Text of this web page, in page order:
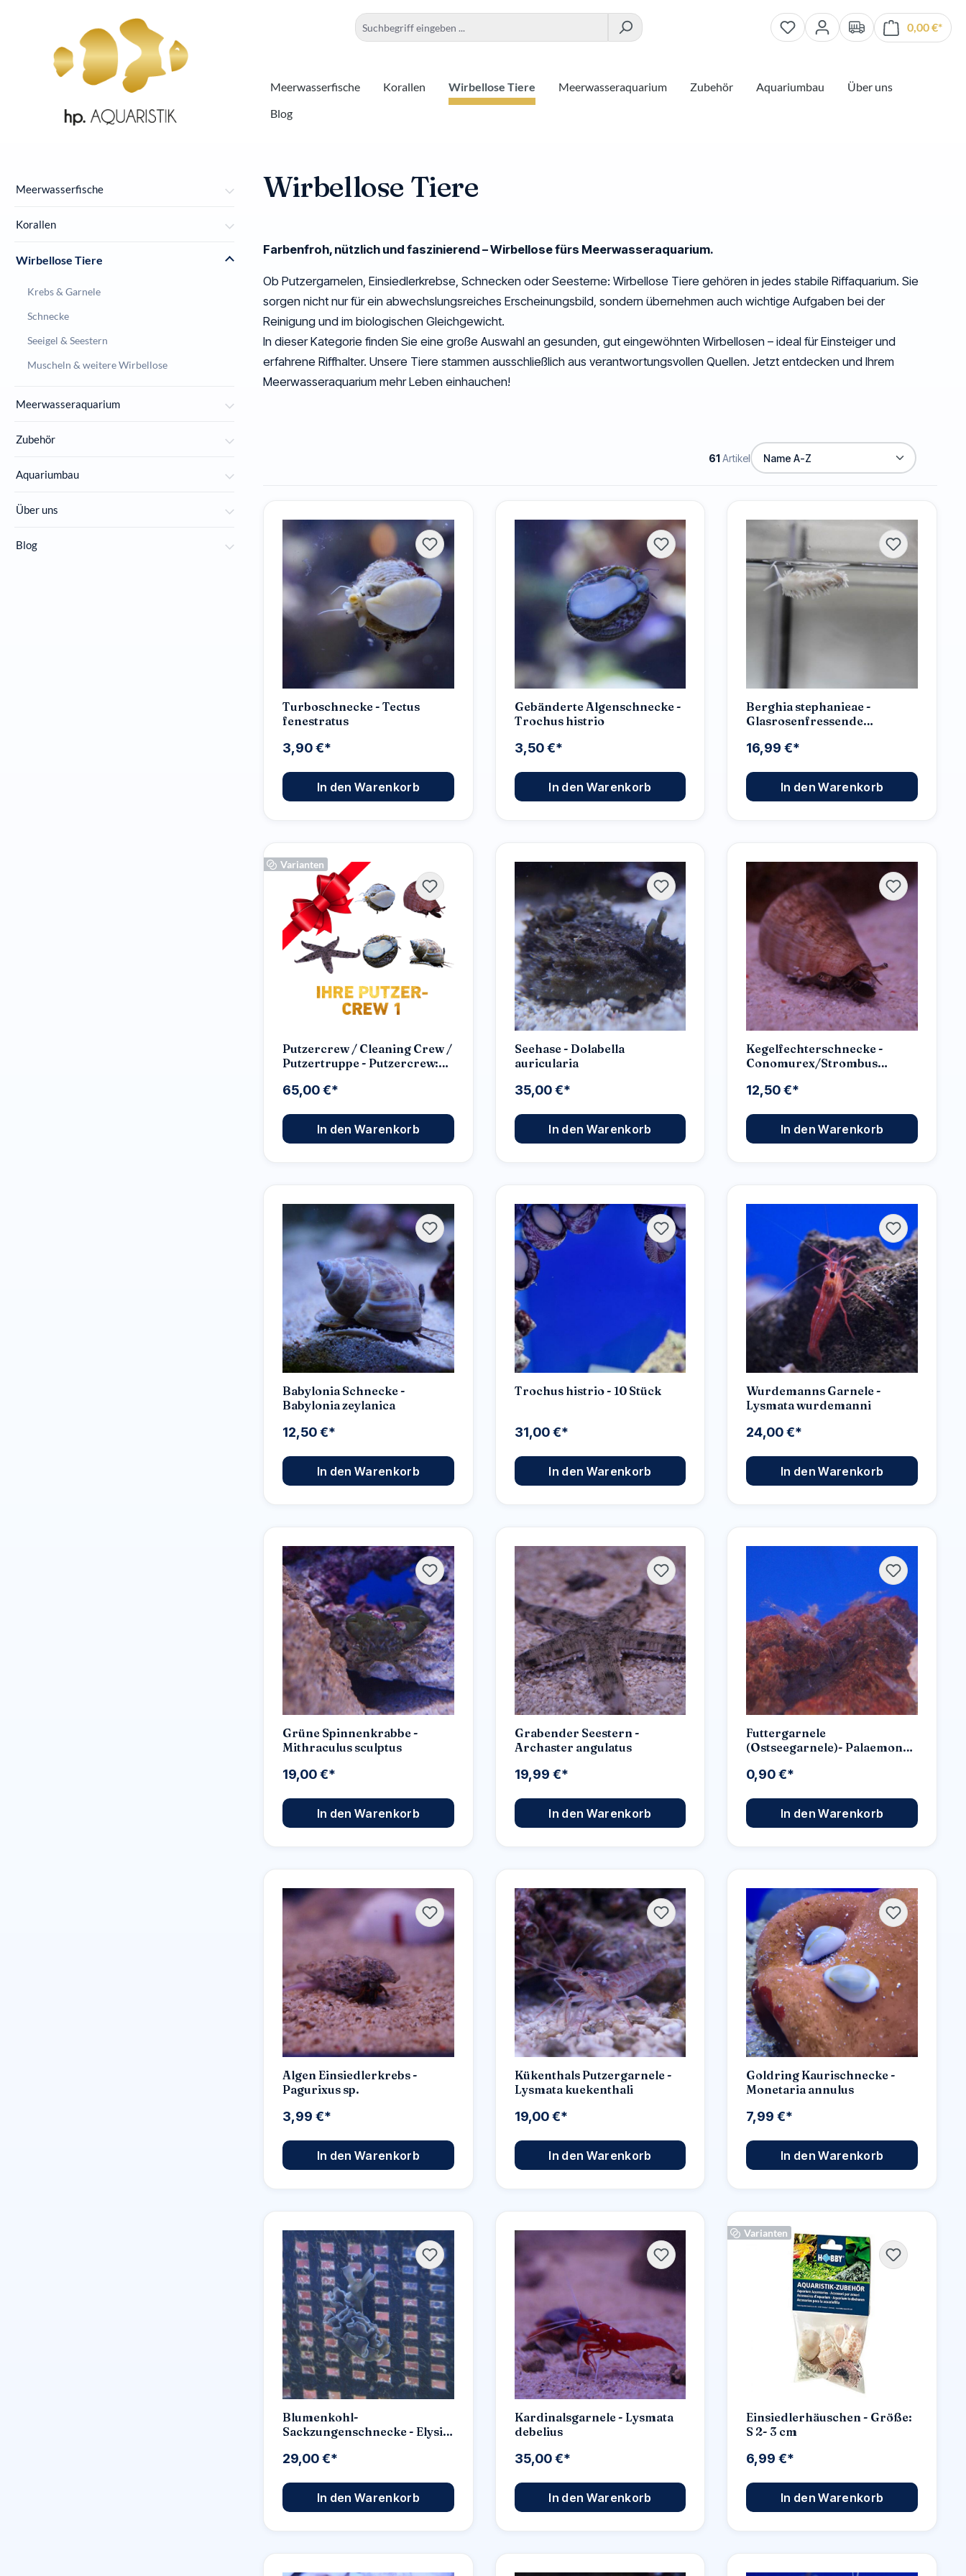
Zur Hauptnavigation springen
0,00 €*
Meerwasserfische Korallen Wirbellose Tiere Meerwasseraquarium Zubehör Aquariumbau
Über uns
Blog
Meerwasserfische
Korallen
Wirbellose Tiere
Krebs & Garnele
Schnecke
Seeigel & Seestern
Muscheln & weitere Wirbellose
Meerwasseraquarium
Zubehör
Aquariumbau
Über uns
Blog
Wirbellose Tiere
Farbenfroh, nützlich und faszinierend – Wirbellose fürs Meerwasseraquarium.
Ob Putzergarnelen, Einsiedlerkrebse, Schnecken oder Seesterne: Wirbellose Tiere gehören in jedes stabile Riffaquarium. Sie
sorgen nicht nur für ein abwechslungsreiches Erscheinungsbild, sondern übernehmen auch wichtige Aufgaben bei der
Reinigung und im biologischen Gleichgewicht.
In dieser Kategorie finden Sie eine große Auswahl an gesunden, gut eingewöhnten Wirbellosen – ideal für Einsteiger und
erfahrene Riffhalter. Unsere Tiere stammen ausschließlich aus verantwortungsvollen Quellen. Jetzt entdecken und Ihrem
Meerwasseraquarium mehr Leben einhauchen!
Krebs & Garnele Schnecke
61Artikel
Turboschnecke - Tectus
fenestratus
3,90 €*
In den Warenkorb
Gebänderte Algenschnecke -
Trochus histrio
3,50 €*
In den Warenkorb
Berghia stephanieae -
Glasrosenfressende
16,99 €*
In den Warenkorb
Varianten
Putzercrew / Cleaning Crew /
Putzertruppe - Putzercrew:
65,00 €*
In den Warenkorb
Seehase - Dolabella
auricularia
35,00 €*
In den Warenkorb
Kegelfechterschnecke -
Conomurex/Strombus
12,50 €*
In den Warenkorb
Babylonia Schnecke -
Babylonia zeylanica
12,50 €*
In den Warenkorb
Trochus histrio - 10 Stück
31,00 €*
In den Warenkorb
Wurdemanns Garnele -
Lysmata wurdemanni
24,00 €*
In den Warenkorb
Grüne Spinnenkrabbe -
Mithraculus sculptus
19,00 €*
In den Warenkorb
Grabender Seestern -
Archaster angulatus
19,99 €*
In den Warenkorb
Futtergarnele
(Ostseegarnele)- Palaemon
0,90 €*
In den Warenkorb
Algen Einsiedlerkrebs -
Pagurixus sp.
3,99 €*
In den Warenkorb
Kükenthals Putzergarnele -
Lysmata kuekenthali
19,00 €*
In den Warenkorb
Goldring Kaurischnecke -
Monetaria annulus
7,99 €*
In den Warenkorb
Blumenkohl-
Sackzungenschnecke - Elysia
29,00 €*
In den Warenkorb
Kardinalsgarnele - Lysmata
debelius
35,00 €*
In den Warenkorb
Varianten
Einsiedlerhäuschen - Größe:
S 2- 3 cm
6,99 €*
In den Warenkorb